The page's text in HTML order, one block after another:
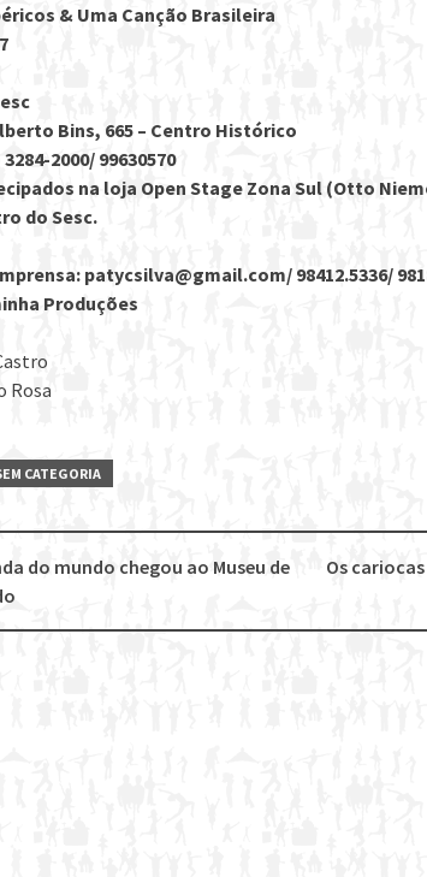
& Uma Canção Brasileira
Bins, 665 – Centro Histórico
2000/ 99630570
na loja Open Stage Zona Sul (Otto
do Sesc.
patycsilva@gmail.com/ 98412.5336/
Produções
Rosa
CATEGORIA
Os
do mundo chegou ao Museu de